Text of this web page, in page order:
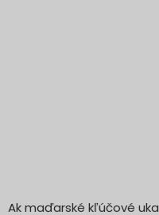
Ak maďarské kľúčové